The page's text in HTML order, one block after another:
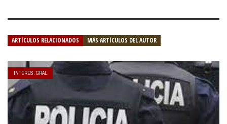
ARTÍCULOS RELACIONADOS MÁS ARTÍCULOS DEL AUTOR
INTERES. GRAL.